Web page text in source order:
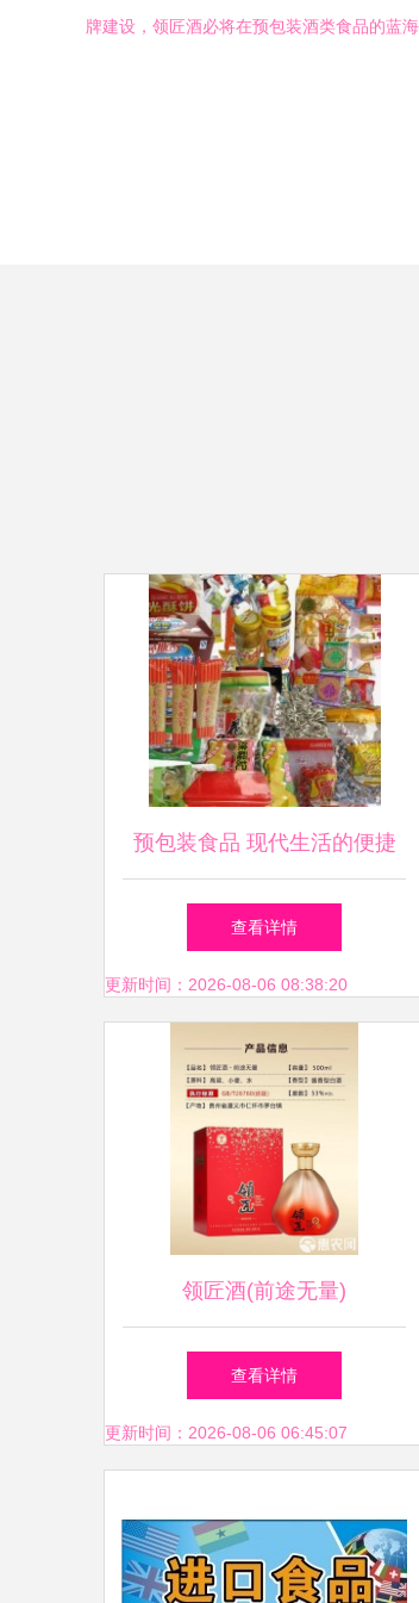
牌建设，领匠酒必将在预包装酒类食品的蓝
预包装食品 现代生活的便捷
选择与安全指南
查看详情
更新时间：2026-08-06 08:38:20
领匠酒(前途无量)
查看详情
更新时间：2026-08-06 06:45:07